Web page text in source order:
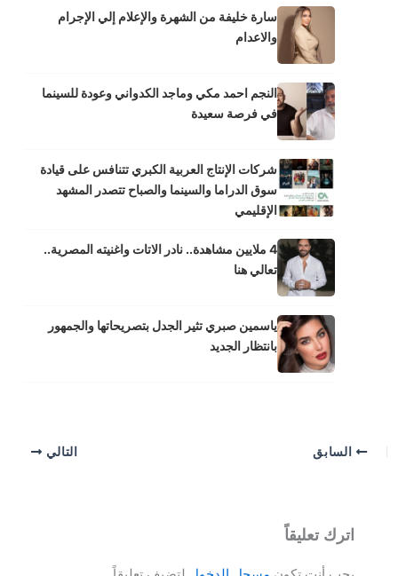
سارة خليفة من الشهرة والإعلام إلي الإجرام
والاعدام
النجم احمد مكي وماجد الكدواني وعودة للسينما
في فرصة سعيدة
شركات الإنتاج العربية الكبري تتنافس على قيادة
سوق الدراما والسينما والصباح تتصدر المشهد
الإقليمي
4 ملايين مشاهدة.. نادر الاتات واغنيته المصرية..
تعالي هنا
ياسمين صبري تثير الجدل بتصريحاتها والجمهور
بانتظار الجديد
السابق التالي
اترك تعليقاً